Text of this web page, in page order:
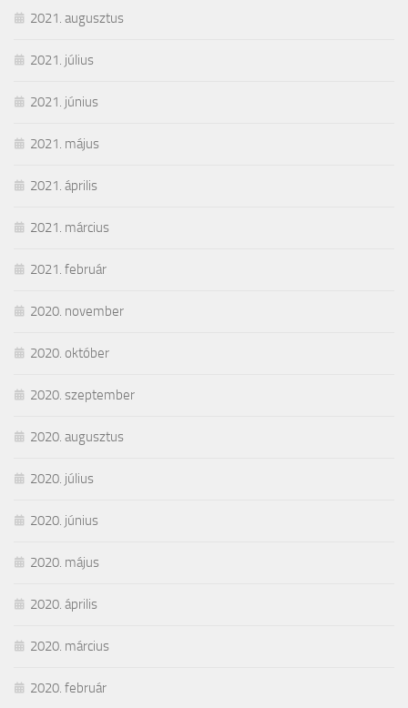
2021. augusztus
2021. július
2021. június
2021. május
2021. április
2021. március
2021. február
2020. november
2020. október
2020. szeptember
2020. augusztus
2020. július
2020. június
2020. május
2020. április
2020. március
2020. február